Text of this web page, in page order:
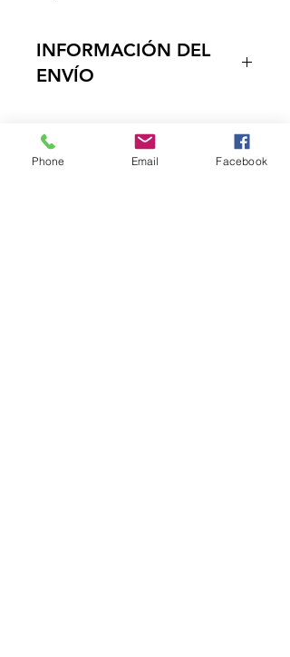
INFORMACIÓN DEL
ENVÍO
puerta de su negocio, en un tiempo
estimado de 1 a dos dias habiles, ya
que contamos con vehiculos
Phone Email Facebook